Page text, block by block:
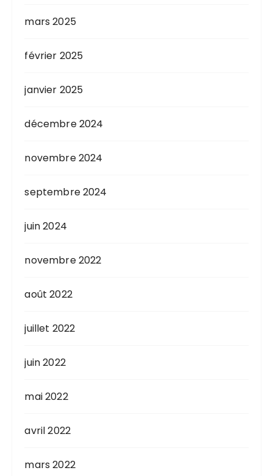
mars 2025
février 2025
janvier 2025
décembre 2024
novembre 2024
septembre 2024
juin 2024
novembre 2022
août 2022
juillet 2022
juin 2022
mai 2022
avril 2022
mars 2022